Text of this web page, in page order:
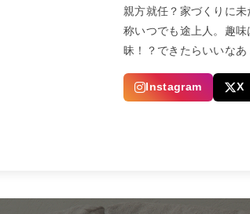
親方就任？家づくりに
称いつでも途上人。趣
昧！？できたらいいなあ
Instagram X